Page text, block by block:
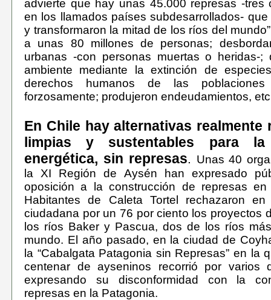
advierte que hay unas 45.000 represas -tres
en los llamados países subdesarrollados- que
y transformaron la mitad de los ríos del
a unas 80 millones de personas;
urbanas -con personas muertas o heridas-;
ambiente mediante la extinción de
derechos humanos de las poblaciones
forzosamente; produjeron endeudamientos,
En Chile hay alternativas realmente
limpias y sustentables para la
energética, sin represas. Unas 40
la XI Región de Aysén han expresado
oposición a la construcción de represas en
Habitantes de Caleta Tortel rechazaron
ciudadana por un 76 por ciento los proyectos
los ríos Baker y Pascua, dos de los ríos
mundo. El año pasado, en la ciudad de
la “Cabalgata Patagonia sin Represas” en la
centenar de ayseninos recorrió por varios
expresando su disconformidad con la
represas en la Patagonia.